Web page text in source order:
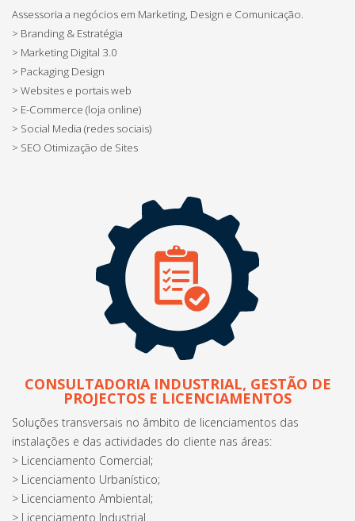
Assessoria a negócios em Marketing, Design e Comunicação.
> Branding & Estratégia
> Marketing Digital 3.0
> Packaging Design
> Websites e portais web
> E-Commerce (loja online)
> Social Media (redes sociais)
> SEO Otimização de Sites
CONSULTADORIA INDUSTRIAL, GESTÃO DE
PROJECTOS E LICENCIAMENTOS
Soluções transversais no âmbito de licenciamentos das
instalações e das actividades do cliente nas áreas:
> Licenciamento Comercial;
> Licenciamento Urbanístico;
> Licenciamento Ambiental;
> Licenciamento Industrial.